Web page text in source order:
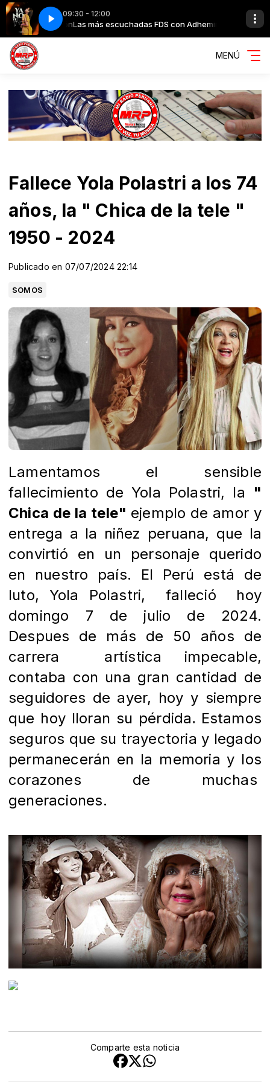
09:30 - 12:00
CarriónLas más escuchadas FDS con Adhemir Carrión
Daniela Darcourt - Ya No Te Amo
MENÚ
Fallece Yola Polastri a los 74
años, la " Chica de la tele "
1950 - 2024
Publicado en 07/07/2024 22:14
SOMOS
Lamentamos el sensible
fallecimiento de Yola Polastri, la
"
Chica de la tele" ejemplo de amor y
entrega a la niñez peruana, que la
convirtió en un personaje querido
en nuestro país. El Perú está de
luto, Yola Polastri,
falleció
hoy
domingo 7 de julio de 2024.
Despues de más de 50 años de
carrera
artística impecable,
contaba con una gran cantidad de
seguidores de ayer, hoy y siempre
que hoy lloran su pérdida. Estamos
seguros que su trayectoria y legado
permanecerán en la memoria y los
corazones de muchas
generaciones.
Comparte esta noticia